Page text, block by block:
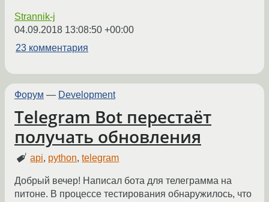
Strannik-j
04.09.2018 13:08:50 +00:00
23 комментария
Форум — Development
Telegram Bot перестаёт
получать обновления
api, python,telegram
Добрый вечер! Написал бота для телеграмма на
питоне. В процессе тестирования обнаружилось, что